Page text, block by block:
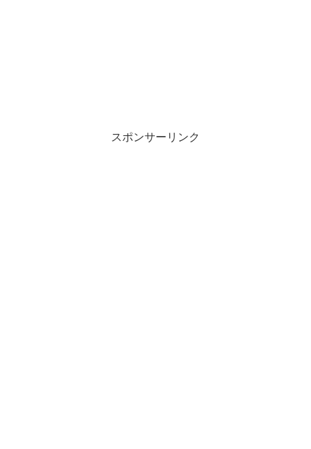
スポンサーリンク